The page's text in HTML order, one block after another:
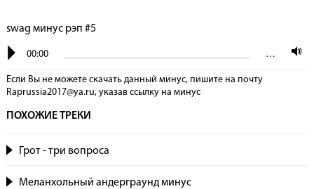
swag минус рэп #5
00:00 …
Если Вы не можете скачать данный минус, пишите на почту
Raprussia2017@ya.ru, указав сcылку на минус
ПОХОЖИЕ ТРЕКИ
Грот - три вопроса
Меланхольный андерграунд минус